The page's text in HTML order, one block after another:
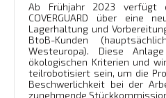
Ab Frühjahr 2023 verfügt
COVERGUARD über eine
Lagerhaltung und
BtoB-Kunden
Westeuropa). Diese
ökologischen Kriterien und
teilrobotisiert sein, um die
Beschwerlichkeit bei der
zunehmende